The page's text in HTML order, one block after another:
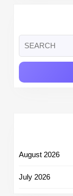
for:
August 2026
July 2026